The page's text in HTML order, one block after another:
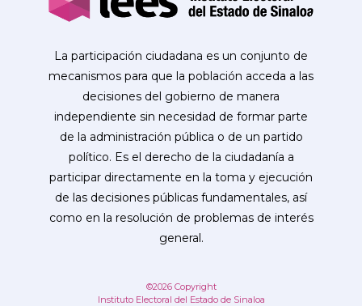
La participación ciudadana es un conjunto de
mecanismos para que la población acceda a las
decisiones del gobierno de manera
independiente sin necesidad de formar parte
de la administración pública o de un partido
político. Es el derecho de la ciudadanía a
participar directamente en la toma y ejecución
de las decisiones públicas fundamentales, así
como en la resolución de problemas de interés
general.
©2026 Copyright
Instituto Electoral del Estado de Sinaloa